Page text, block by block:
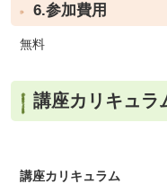
6.参加費用
無料
講座カリキュラ
講座カリキュラム